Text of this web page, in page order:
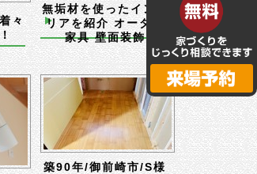
々
無垢材を使ったインテ
リアを紹介 オーダー
家具 壁面装飾
築90年/御前崎市/S様